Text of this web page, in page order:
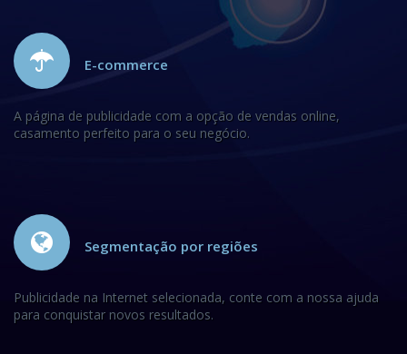
E-commerce
A página de publicidade com a opção de vendas online,
casamento perfeito para o seu negócio.
Segmentação por regiões
Publicidade na Internet selecionada, conte com a nossa ajuda
para conquistar novos resultados.